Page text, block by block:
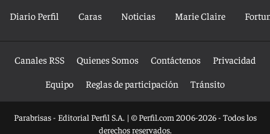
Diario Perfil Caras Noticias Marie Claire
Canales RSS Quienes Somos Contáctenos
Privacidad
Equipo
Reglas de participación Tránsito
Parabrisas - Editorial Perfil S.A. | © Perfil.com 2006-2026 - Todos los
derechos reservados.